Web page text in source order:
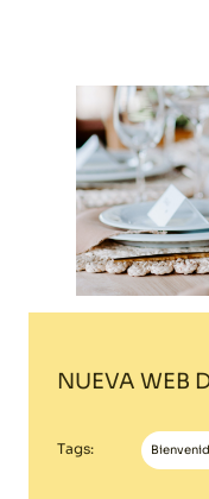
NUEVA WEB
Tags: